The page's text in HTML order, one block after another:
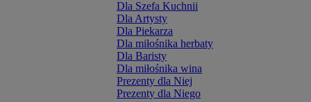
Dla Szefa Kuchnii
Dla Artysty
Dla Piekarza
Dla miłośnika herbaty
Dla Baristy
Dla miłośnika wina
Prezenty dla Niej
Prezenty dla Niego